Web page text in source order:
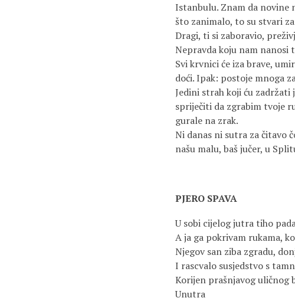
Istanbulu. Znam da novine
što zanimalo, to su stvari
Dragi, ti si zaboravio,
Nepravda koju nam nanosi
Svi krvnici će iza brave,
doći. Ipak: postoje mnoga
Jedini strah koji ću zadržati
spriječiti da zgrabim tvoje
gurale na zrak.
Ni danas ni sutra za čitavo
našu malu, baš jučer, u
PJERO SPAVA
U sobi cijelog jutra tiho
A ja ga pokrivam rukama,
Njegov san ziba zgradu,
I rascvalo susjedstvo s
Korijen prašnjavog uličnog
Unutra